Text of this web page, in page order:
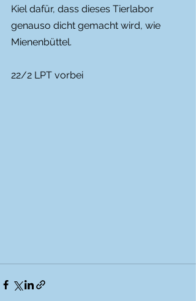
Kiel dafür, dass dieses Tierlabor
genauso dicht gemacht wird, wie
Mienenbüttel.
22/2 LPT vorbei